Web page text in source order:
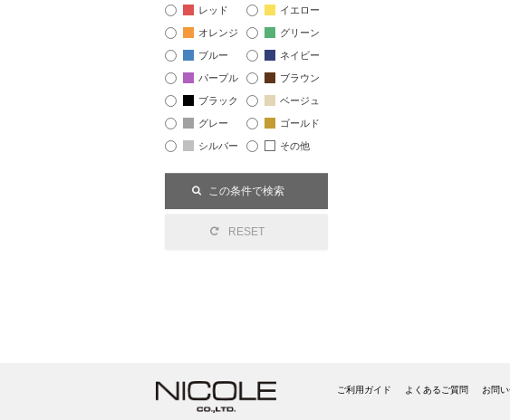
レッド イエロー
オレンジ グリーン
ブルー ネイビー
パープル ブラウン
ブラック ベージュ
グレー ゴールド
シルバー その他
ご利用ガイド よくあるご質問 お問